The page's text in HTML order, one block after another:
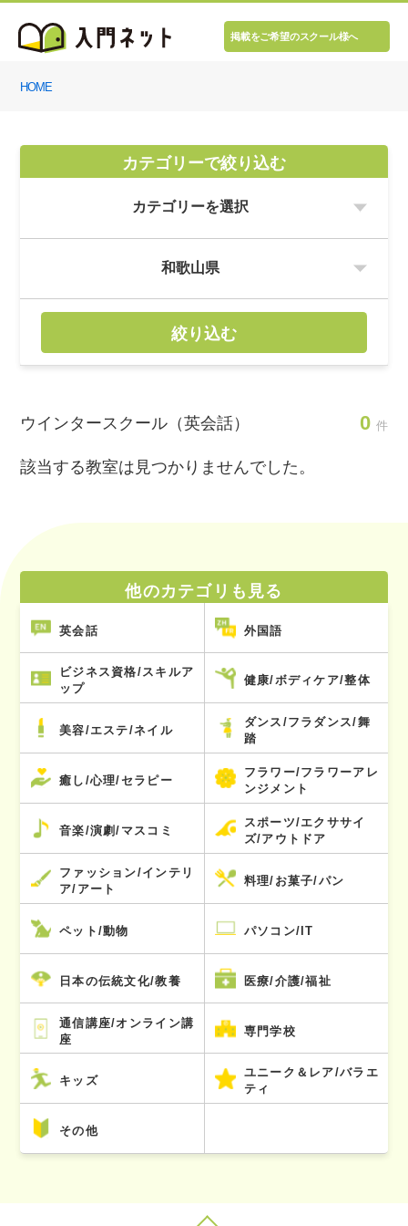
掲載をご希望のスクール様へ
HOME
カテゴリーで絞り込む
絞り込む
ウインタースクール（英会話） 0 件
該当する教室は見つかりませんでした。
他のカテゴリも見る
英会話 外国語
ビジネス資格/スキルア
ップ
健康/ボディケア/整体
美容/エステ/ネイル
ダンス/フラダンス/舞
踏
癒し/心理/セラピー
フラワー/フラワーアレ
ンジメント
音楽/演劇/マスコミ
スポーツ/エクササイ
ズ/アウトドア
ファッション/インテリ
ア/アート
料理/お菓子/パン
ペット/動物 パソコン/IT
日本の伝統文化/教養 医療/介護/福祉
通信講座/オンライン講
座
専門学校
キッズ
ユニーク＆レア/バラエ
ティ
その他